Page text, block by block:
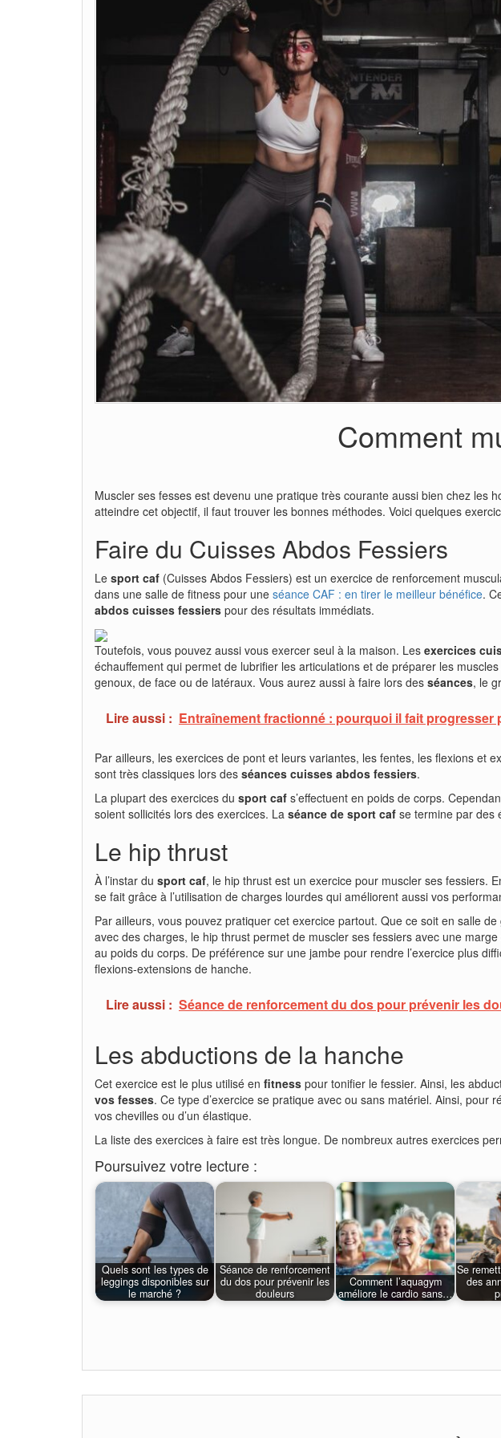
Comment
Muscler ses fesses est devenu une pratique très courante aussi bien chez les
atteindre cet objectif, il faut trouver les bonnes méthodes. Voici quelques
Faire du Cuisses Abdos Fessiers
Le sport caf (Cuisses Abdos Fessiers) est un exercice de renforcement
dans une salle de fitness pour une séance CAF : en tirer le meilleur bénéfice.
abdos cuisses fessiers pour des résultats immédiats.
Toutefois, vous pouvez aussi vous exercer seul à la maison. Les exercices
échauffement qui permet de lubrifier les articulations et de préparer les muscles
genoux, de face ou de latéraux. Vous aurez aussi à faire lors des séances, le
Lire aussi : Entraînement fractionné : pourquoi il fait progresser
Par ailleurs, les exercices de pont et leurs variantes, les fentes, les flexions et
sont très classiques lors des séances cuisses abdos fessiers.
La plupart des exercices du sport caf s’effectuent en poids de corps.
soient sollicités lors des exercices. La séance de sport caf se termine par des
Le hip thrust
À l’instar du sport caf, le hip thrust est un exercice pour muscler ses fessiers.
se fait grâce à l’utilisation de charges lourdes qui améliorent aussi vos
Par ailleurs, vous pouvez pratiquer cet exercice partout. Que ce soit en salle
avec des charges, le hip thrust permet de muscler ses fessiers avec une
au poids du corps. De préférence sur une jambe pour rendre l’exercice plus
flexions-extensions de hanche.
Lire aussi : Séance de renforcement du dos pour prévenir les
Les abductions de la hanche
Cet exercice est le plus utilisé en fitness pour tonifier le fessier. Ainsi, les
vos fesses. Ce type d’exercice se pratique avec ou sans matériel. Ainsi, pour
vos chevilles ou d’un élastique.
La liste des exercices à faire est très longue. De nombreux autres exercices
Poursuivez votre lecture :
Quels sont les types de
leggings disponibles sur
le marché ?
Séance de renforcement
du dos pour prévenir les
douleurs
Comment l’aquagym
améliore le cardio sans…
Se
des